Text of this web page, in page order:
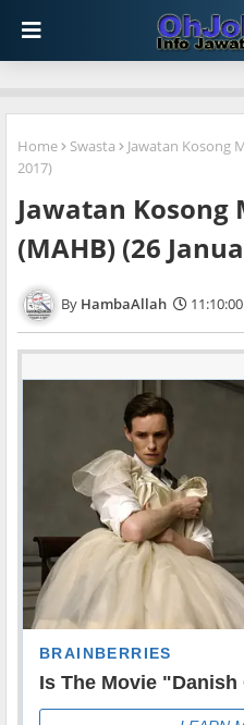
Home Swasta
Jawatan Kosong
2017)
Jawatan
(MAHB) (26
HambaAllah